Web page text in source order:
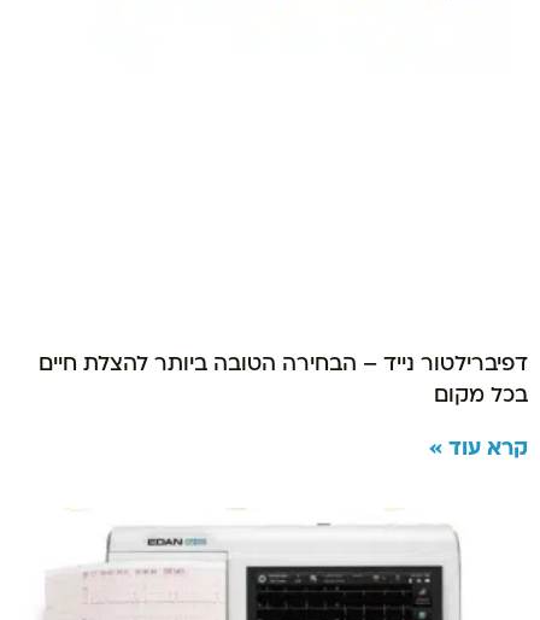
דפיברילטור נייד – הבחירה הטובה ביותר להצלת חיים
בכל מקום
קרא עוד »